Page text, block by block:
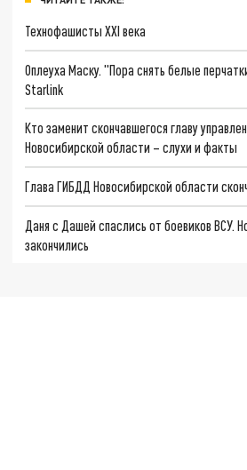
Технофашисты XXI века
Оплеуха Маску. "Пора снять белые
Starlink
Кто заменит скончавшегося главу
Новосибирской области – слухи и факты
Глава ГИБДД Новосибирской области
Даня с Дашей спаслись от боевиков ВСУ.
закончились